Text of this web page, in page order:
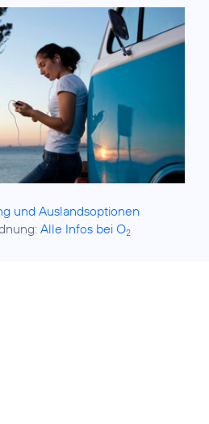
und Auslandsoptionen
Alle Infos bei O2